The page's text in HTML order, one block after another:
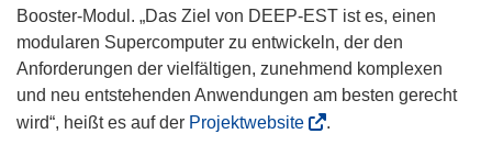
Booster-Modul. „Das Ziel von DEEP-EST ist es, einen
modularen Supercomputer zu entwickeln, der den
Anforderungen der vielfältigen, zunehmend komplexen
und neu entstehenden Anwendungen am besten gerecht
wird“, heißt es auf der Projektwebsite(
.